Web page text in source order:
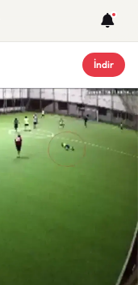
İndir